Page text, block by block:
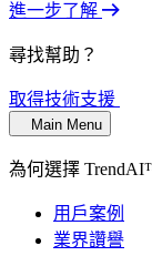
進一步了解
尋找幫助？
取得技術支援
Main Menu
為何選擇
用戶案例
業界讚譽